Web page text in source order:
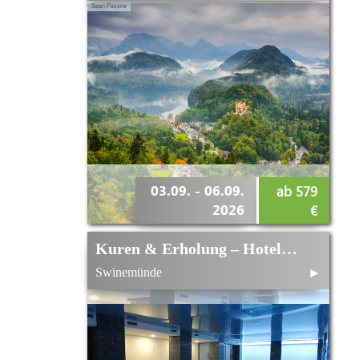
Sean Pavone
03.09. - 06.09.
2026
ab 579
€
Kuren & Erholung – Hotel Ewerdin im September
Swinemünde ►